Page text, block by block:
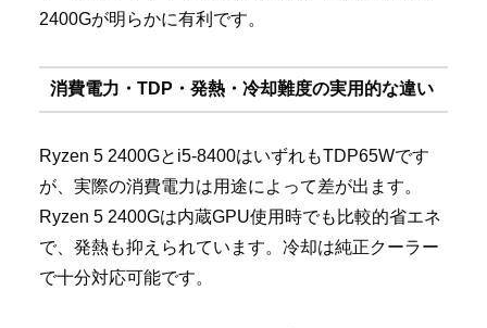
2400Gが明らかに有利です。
消費電力・TDP・発熱・冷却難度の実用的な違い
Ryzen 5 2400Gとi5-8400はいずれもTDP65Wです
が、実際の消費電力は用途によって差が出ます。
Ryzen 5 2400Gは内蔵GPU使用時でも比較的省エネ
で、発熱も抑えられています。冷却は純正クーラー
で十分対応可能です。